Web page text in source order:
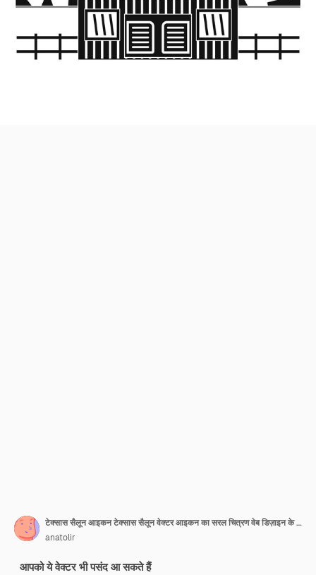
टेक्सास सैलून आइकन टेक्सास सैलून वेक्टर आइकन का सरल चित्रण वेब डिज़ाइन के लिए सफेद पृष्ठभूमि पर अलग-थलग
anatolir
आपको ये वेक्टर भी पसंद आ सकते हैं